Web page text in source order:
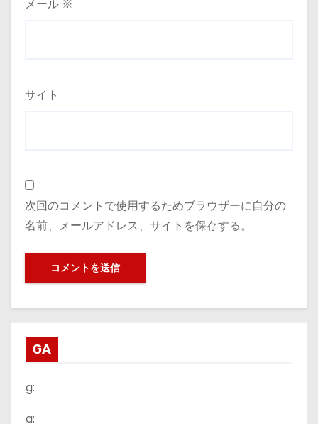
メール ※
サイト
次回のコメントで使用するためブラウザーに自分の
名前、メールアドレス、サイトを保存する。
GA
g:
a: